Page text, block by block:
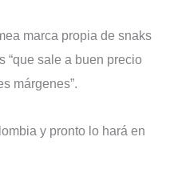
marca propia de snaks
“que sale a buen precio
márgenes”.
y pronto lo hará en